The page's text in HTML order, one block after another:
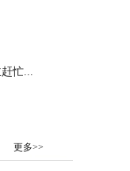
忙...
更多>>